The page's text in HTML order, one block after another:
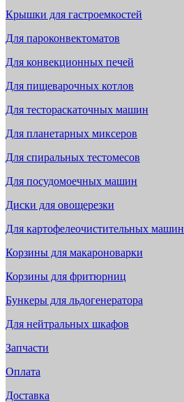
Крышки для гастроемкостей
Для пароконвектоматов
Для конвекционных печей
Для пищеварочных котлов
Для тестораскаточных машин
Для планетарных миксеров
Для спиральных тестомесов
Для посудомоечных машин
Диски для овощерезки
Для картофелеочистительных машин
Корзины для макароноварки
Корзины для фритюрниц
Бункеры для льдогенератора
Для нейтральных шкафов
Запчасти
Оплата
Доставка